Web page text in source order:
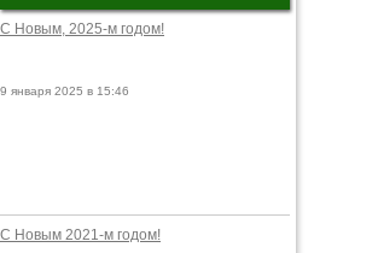
С Новым, 2025-м годом!
9 января 2025 в 15:46
С Новым 2021-м годом!